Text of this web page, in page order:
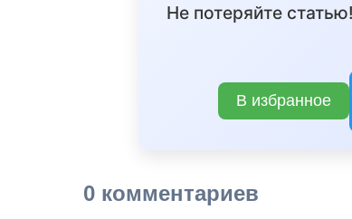
Не потеряйте
В избранное
0 комментариев